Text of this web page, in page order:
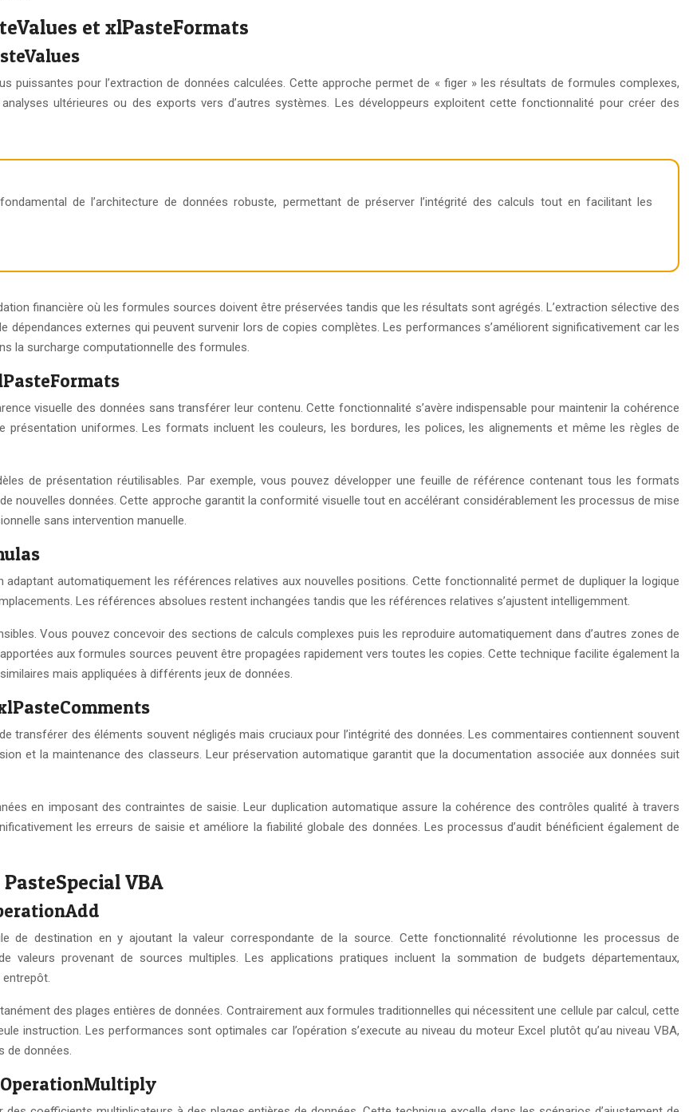
et xlPasteFormats
puissantes pour l’extraction de données calculées. Cette approche permet de « figer » les résultats de formules complexes,
ultérieures ou des exports vers d’autres systèmes. Les développeurs exploitent cette fonctionnalité pour créer des
de l’architecture de données robuste, permettant de préserver l’intégrité des calculs tout en facilitant les
financière où les formules sources doivent être préservées tandis que les résultats sont agrégés. L’extraction sélective des
externes qui peuvent survenir lors de copies complètes. Les performances s’améliorent significativement car les
la surcharge computationnelle des formules.
visuelle des données sans transférer leur contenu. Cette fonctionnalité s’avère indispensable pour maintenir la cohérence
uniformes. Les formats incluent les couleurs, les bordures, les polices, les alignements et même les règles de
de présentation réutilisables. Par exemple, vous pouvez développer une feuille de référence contenant tous les formats
nouvelles données. Cette approche garantit la conformité visuelle tout en accélérant considérablement les processus de mise
sans intervention manuelle.
automatiquement les références relatives aux nouvelles positions. Cette fonctionnalité permet de dupliquer la logique
Les références absolues restent inchangées tandis que les références relatives s’ajustent intelligemment.
Vous pouvez concevoir des sections de calculs complexes puis les reproduire automatiquement dans d’autres zones de
aux formules sources peuvent être propagées rapidement vers toutes les copies. Cette technique facilite également la
mais appliquées à différents jeux de données.
transférer des éléments souvent négligés mais cruciaux pour l’intégrité des données. Les commentaires contiennent souvent
et la maintenance des classeurs. Leur préservation automatique garantit que la documentation associée aux données suit
en imposant des contraintes de saisie. Leur duplication automatique assure la cohérence des contrôles qualité à travers
les erreurs de saisie et améliore la fiabilité globale des données. Les processus d’audit bénéficient également de
VBA
de destination en y ajoutant la valeur correspondante de la source. Cette fonctionnalité révolutionne les processus de
valeurs provenant de sources multiples. Les applications pratiques incluent la sommation de budgets départementaux,
des plages entières de données. Contrairement aux formules traditionnelles qui nécessitent une cellule par calcul, cette
instruction. Les performances sont optimales car l’opération s’execute au niveau du moteur Excel plutôt qu’au niveau VBA,
de données.